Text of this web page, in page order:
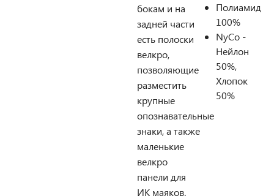
бокам и на
задней части
есть полоски
велкро,
позволяющие
разместить
крупные
опознавательные
знаки, а также
маленькие
велкро
панели для
ИК маяков.
Полиамид
100%
NyCo -
Нейлон
50%,
Хлопок
50%